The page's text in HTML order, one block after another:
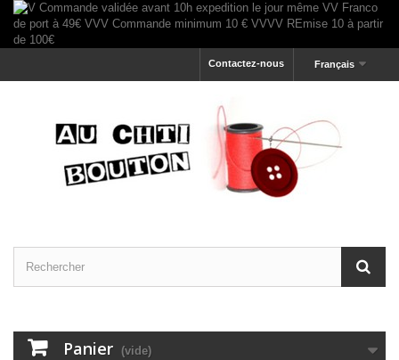
Français
Contactez-nous
Panier (vide)